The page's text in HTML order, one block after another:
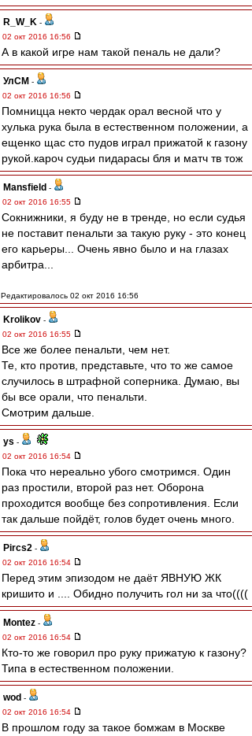
R_W_K -
02 окт 2016 16:56
А в какой игре нам такой пеналь не дали?
УлСМ -
02 окт 2016 16:56
Помницца некто чердак орал весной что у
хулька рука была в естественном положении, а
ещенко щас сто пудов играл прижатой к газону
рукой.кароч судьи пидарасы бля и матч тв тож
Mansfield -
02 окт 2016 16:55
Сокнижники, я буду не в тренде, но если судья
не поставит пенальти за такую руку - это конец
его карьеры... Очень явно было и на глазах
арбитра...
Редактировалось 02 окт 2016 16:56
Krolikov -
02 окт 2016 16:55
Все же более пенальти, чем нет.
Те, кто против, представьте, что то же самое
случилось в штрафной соперника. Думаю, вы
бы все орали, что пенальти.
Смотрим дальше.
ys -
02 окт 2016 16:54
Пока что нереально убого смотримся. Один
раз простили, второй раз нет. Оборона
проходится вообще без сопротивления. Если
так дальше пойдёт, голов будет очень много.
Pircs2 -
02 окт 2016 16:54
Перед этим эпизодом не даёт ЯВНУЮ ЖК
кришито и .... Обидно получить гол ни за что((((
Montez -
02 окт 2016 16:54
Кто-то же говорил про руку прижатую к газону?
Типа в естественном положении.
wod -
02 окт 2016 16:54
В прошлом году за такое бомжам в Москве